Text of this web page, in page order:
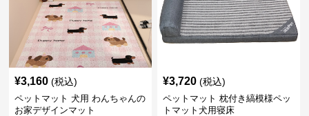
¥3,160 (税込)
ペットマット 犬用 わんちゃんの
お家デザインマット
¥3,720 (税込)
ペットマット 枕付き縞模様ペッ
トマット犬用寝床